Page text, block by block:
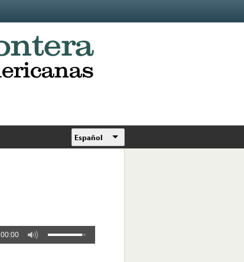
Español
00:00